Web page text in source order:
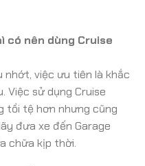
có nên dùng Cruise
nhớt, việc ưu tiên là khắc
Việc sử dụng Cruise
tồi tệ hơn nhưng cũng
đưa xe đến Garage
chữa kịp thời.